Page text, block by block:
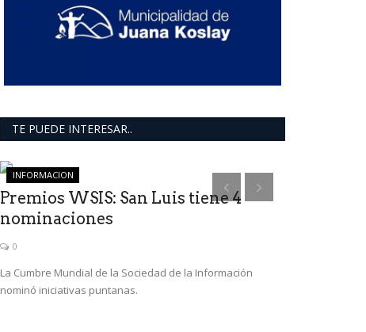
TE PUEDE INTERESAR..
INFORMACION
Premios WSIS: San Luis tiene 4
nominaciones
0
La Cumbre Mundial de la Sociedad de la Información
nominó iniciativas puntanas.